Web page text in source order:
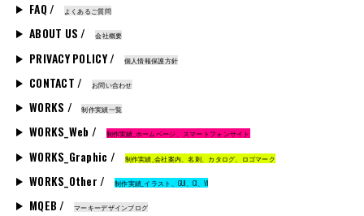
FAQ / よくあるご質問
ABOUT US / 会社概要
PRIVACY POLICY / 個人情報保護方針
CONTACT / お問い合わせ
WORKS / 制作実績一覧
WORKS_Web / 制作実績_ホームページ、スマートフォンサイト
WORKS_Graphic / 制作実績_会社案内、名刺、カタログ、ロゴマーク
WORKS_Other / 制作実績_イラスト、GUI、CI、VI
MQEB / マーキーデザインブログ